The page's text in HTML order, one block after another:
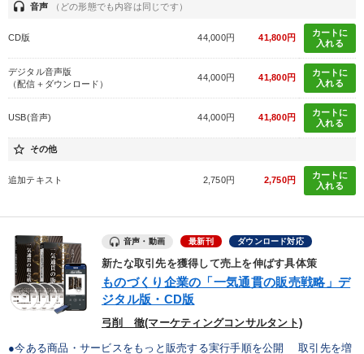
目的別
社長の姿勢を学びたい リーダーの魅力向上
新事業・新商品づくり
経営を改善したい 業績を伸ばしたい
キーワード
デジタルマーケティング 株式市場 感動講話
テレビ・ネットで話題 話し方 多角化・新規事業
headset 音声 （どの形態でも内容は同じです）
CD版 44,000円 41,800円
カートに
入れる
デジタル音声版
（配信＋ダウンロード）
44,000円 41,800円
カートに
入れる
USB(音声) 44,000円 41,800円
カートに
入れる
star_border その他
追加テキスト 2,750円 2,750円
カートに
入れる
音声・動画 最新刊 ダウンロード対応
新たな取引先を獲得して売上を伸ばす具体策
ものづくり企業の「一気通貫の販売戦略」デ
ジタル版・CD版
弓削 徹(マーケティングコンサルタント)
●今ある商品・サービスをもっと販売する実行手順を公開 取引先を増